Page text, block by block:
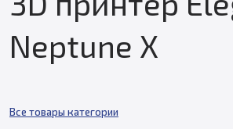
Neptune X
Все товары категории